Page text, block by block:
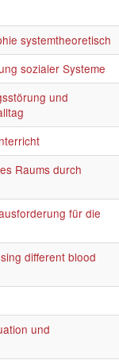
systemtheoretisch
sozialer Systeme
und
Raums durch
für die
different blood
und